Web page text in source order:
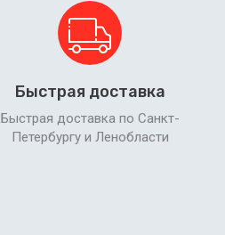
Быстрая доставка
Быстрая доставка по Санкт-
Петербургу и Ленобласти